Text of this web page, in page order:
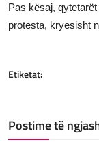
Pas kësaj,
protesta, kryesisht
Etiketat:
Postime të